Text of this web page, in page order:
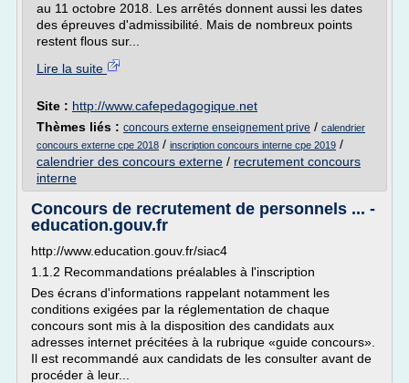
au 11 octobre 2018. Les arrêtés donnent aussi les dates
des épreuves d'admissibilité. Mais de nombreux points
restent flous sur...
Lire la suite
Site : http://www.cafepedagogique.net
Thèmes liés : concours externe enseignement prive / calendrier
concours externe cpe 2018 / inscription concours interne cpe 2019 /
calendrier des concours externe / recrutement concours
interne
Concours de recrutement de personnels ... -
education.gouv.fr
http://www.education.gouv.fr/siac4
1.1.2 Recommandations préalables à l'inscription
Des écrans d'informations rappelant notamment les
conditions exigées par la réglementation de chaque
concours sont mis à la disposition des candidats aux
adresses internet précitées à la rubrique «guide concours».
Il est recommandé aux candidats de les consulter avant de
procéder à leur...